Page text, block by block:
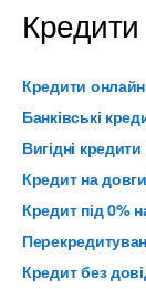
Кредити
Кредити
Банківські
Вигідні
Кредит на
Кредит під 0%
Кредит без